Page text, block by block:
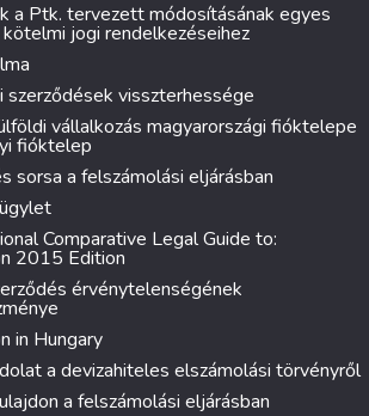
a Ptk. tervezett módosításának egyes
jogi rendelkezéseihez
visszterhessége
vállalkozás magyarországi fióktelepe
fióktelep
sorsa a felszámolási eljárásban
Comparative Legal Guide to:
2015 Edition
érvénytelenségének
in Hungary
a devizahiteles elszámolási törvényről
a felszámolási eljárásban